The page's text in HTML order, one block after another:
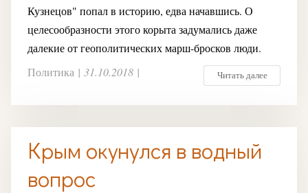
Кузнецов" попал в историю, едва начавшись. О
целесообразности этого корыта задумались даже
далекие от геополитических марш-бросков люди.
Читать далее
Политика | 31.10.2018 |
Крым окунулся в водный
вопрос